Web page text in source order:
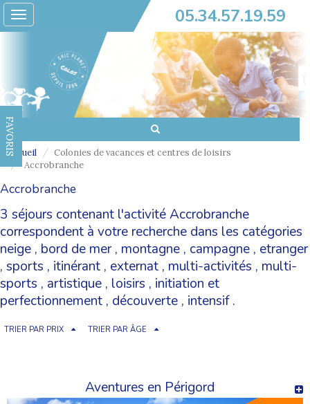
Toggle
navigation
05.34.57.19.59
FAVORIS
Accueil
Colonies de vacances et centres de loisirs
Accrobranche
Accrobranche
3 séjours contenant l'activité Accrobranche
correspondent à votre recherche dans les catégories
neige , bord de mer, montagne , campagne , etranger
, sports , itinérant , externat , multi-activités , multi-
sports , artistique , loisirs , initiation et
perfectionnement , découverte , intensif.
TRIER PAR PRIX TRIER PAR ÂGE
Aventures en Périgord